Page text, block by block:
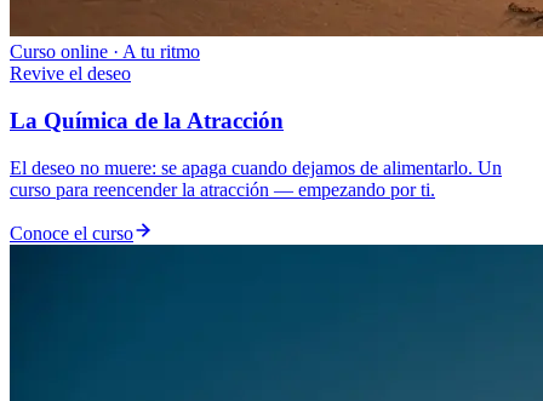
Curso online · A tu ritmo
Revive el deseo
La Química de la Atracción
El deseo no muere: se apaga cuando dejamos de alimentarlo. Un
curso para reencender la atracción — empezando por ti.
Conoce el curso